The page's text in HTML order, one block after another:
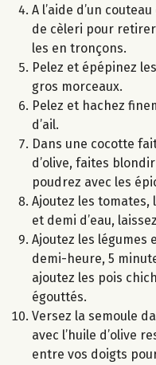
A l’aide d’un
de cèleri pour
les en tronçons.
Pelez et épépinez
gros morceaux.
Pelez et hachez
d’ail.
Dans une cocotte
d’olive, faites
poudrez avec les
Ajoutez les tomates,
et demi d’eau,
Ajoutez les légumes
demi-heure, 5
ajoutez les pois
égouttés.
Versez la semoule
avec l’huile d’olive
entre vos doigts